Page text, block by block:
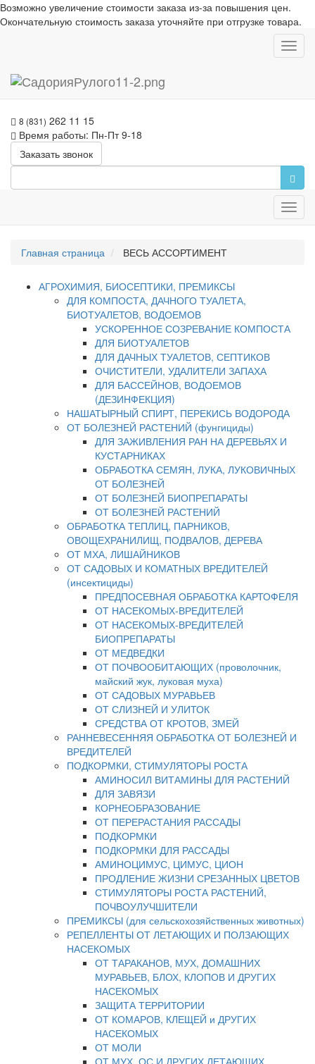
Возможно увеличение стоимости заказа из-за повышения цен.
Окончательную стоимость заказа уточняйте при отгрузке товара.
8 (831) 262 11 15
Время работы: Пн-Пт 9-18
Заказать звонок
Главная страница ВЕСЬ АССОРТИМЕНТ
АГРОХИМИЯ, БИОСЕПТИКИ, ПРЕМИКСЫ
ДЛЯ КОМПОСТА, ДАЧНОГО ТУАЛЕТА,
БИОТУАЛЕТОВ, ВОДОЕМОВ
УСКОРЕННОЕ СОЗРЕВАНИЕ КОМПОСТА
ДЛЯ БИОТУАЛЕТОВ
ДЛЯ ДАЧНЫХ ТУАЛЕТОВ, СЕПТИКОВ
ОЧИСТИТЕЛИ, УДАЛИТЕЛИ ЗАПАХА
ДЛЯ БАССЕЙНОВ, ВОДОЕМОВ
(ДЕЗИНФЕКЦИЯ)
НАШАТЫРНЫЙ СПИРТ, ПЕРЕКИСЬ ВОДОРОДА
ОТ БОЛЕЗНЕЙ РАСТЕНИЙ (фунгициды)
ДЛЯ ЗАЖИВЛЕНИЯ РАН НА ДЕРЕВЬЯХ И
КУСТАРНИКАХ
ОБРАБОТКА СЕМЯН, ЛУКА, ЛУКОВИЧНЫХ
ОТ БОЛЕЗНЕЙ
ОТ БОЛЕЗНЕЙ БИОПРЕПАРАТЫ
ОТ БОЛЕЗНЕЙ РАСТЕНИЙ
ОБРАБОТКА ТЕПЛИЦ, ПАРНИКОВ,
ОВОЩЕХРАНИЛИЩ, ПОДВАЛОВ, ДЕРЕВА
ОТ МХА, ЛИШАЙНИКОВ
ОТ САДОВЫХ И КОМАТНЫХ ВРЕДИТЕЛЕЙ
(инсектициды)
ПРЕДПОСЕВНАЯ ОБРАБОТКА КАРТОФЕЛЯ
ОТ НАСЕКОМЫХ-ВРЕДИТЕЛЕЙ
ОТ НАСЕКОМЫХ-ВРЕДИТЕЛЕЙ
БИОПРЕПАРАТЫ
ОТ МЕДВЕДКИ
ОТ ПОЧВООБИТАЮЩИХ (проволочник,
майский жук, луковая муха)
ОТ САДОВЫХ МУРАВЬЕВ
ОТ СЛИЗНЕЙ И УЛИТОК
СРЕДСТВА ОТ КРОТОВ, ЗМЕЙ
РАННЕВЕСЕННЯЯ ОБРАБОТКА ОТ БОЛЕЗНЕЙ И
ВРЕДИТЕЛЕЙ
ПОДКОРМКИ, СТИМУЛЯТОРЫ РОСТА
АМИНОСИЛ ВИТАМИНЫ ДЛЯ РАСТЕНИЙ
ДЛЯ ЗАВЯЗИ
КОРНЕОБРАЗОВАНИЕ
ОТ ПЕРЕРАСТАНИЯ РАССАДЫ
ПОДКОРМКИ
ПОДКОРМКИ ДЛЯ РАССАДЫ
АМИНОЦИМУС, ЦИМУС, ЦИОН
ПРОДЛЕНИЕ ЖИЗНИ СРЕЗАННЫХ ЦВЕТОВ
СТИМУЛЯТОРЫ РОСТА РАСТЕНИЙ,
ПОЧВОУЛУЧШИТЕЛИ
ПРЕМИКСЫ (для сельскохозяйственных животных)
РЕПЕЛЛЕНТЫ ОТ ЛЕТАЮЩИХ И ПОЛЗАЮЩИХ
НАСЕКОМЫХ
ОТ ТАРАКАНОВ, МУХ, ДОМАШНИХ
МУРАВЬЕВ, БЛОХ, КЛОПОВ И ДРУГИХ
НАСЕКОМЫХ
ЗАЩИТА ТЕРРИТОРИИ
ОТ КОМАРОВ, КЛЕЩЕЙ и ДРУГИХ
НАСЕКОМЫХ
ОТ МОЛИ
ОТ МУХ, ОС И ДРУГИХ ЛЕТАЮЩИХ